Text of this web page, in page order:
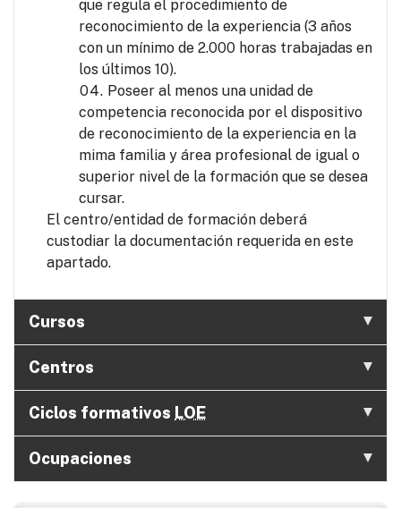
que regula el procedimiento de
reconocimiento de la experiencia (3 años
con un mínimo de 2.000 horas trabajadas en
los últimos 10).
Poseer al menos una unidad de
competencia reconocida por el dispositivo
de reconocimiento de la experiencia en la
mima familia y área profesional de igual o
superior nivel de la formación que se desea
cursar.
El centro/entidad de formación deberá
custodiar la documentación requerida en este
apartado.
Cursos
Centros
Ciclos formativos LOE
Ocupaciones